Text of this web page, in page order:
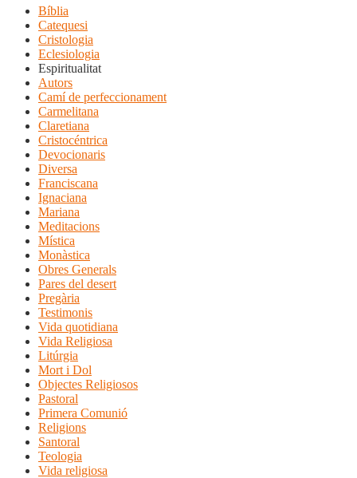
Bíblia
Catequesi
Cristologia
Eclesiologia
Espiritualitat
Autors
Camí de perfeccionament
Carmelitana
Claretiana
Cristocéntrica
Devocionaris
Diversa
Franciscana
Ignaciana
Mariana
Meditacions
Mística
Monàstica
Obres Generals
Pares del desert
Pregària
Testimonis
Vida quotidiana
Vida Religiosa
Litúrgia
Mort i Dol
Objectes Religiosos
Pastoral
Primera Comunió
Religions
Santoral
Teologia
Vida religiosa